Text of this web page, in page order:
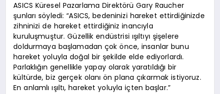
ASICS Küresel Pazarlama Direktörü Gary Raucher
şunları söyledi: “ASICS, bedeninizi hareket ettirdiğinizde
zihninizi de hareket ettirdiğiniz inancıyla
kuruluşmuştur. Güzellik endüstrisi ışıltıyı şişelere
doldurmaya başlamadan çok önce, insanlar bunu
hareket yoluyla doğal bir şekilde elde ediyorlardı.
Parlaklığın genellikle yapay olarak yaratıldığı bir
kültürde, biz gerçek olanı ön plana çıkarmak istiyoruz.
En anlamlı ışıltı, hareket yoluyla içten başlar.”